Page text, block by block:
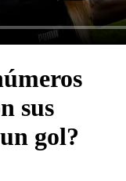
sus
gol?